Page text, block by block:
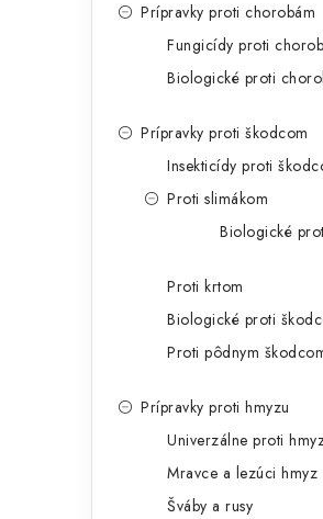
Prípravky proti chorobám
Fungicídy proti
Biologické proti
Prípravky proti škodcom
Insekticídy proti
Proti slimákom
Biologické
Proti krtom
Biologické proti
Proti pôdnym
Prípravky proti hmyzu
Univerzálne proti
Mravce a lezúci hmyz
Šváby a rusy